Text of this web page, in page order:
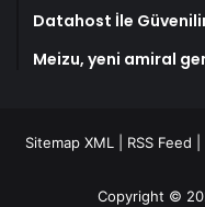
Datahost İle
Meizu, yeni amiral
Sitemap XML RSS Feed
Copyright ©